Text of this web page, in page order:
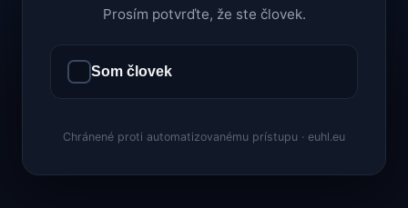
Prosím potvrďte, že ste človek.
Som človek
Chránené proti automatizovanému prístupu · euhl.eu